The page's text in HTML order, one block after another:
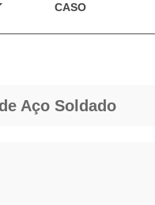
CASO
Aço Soldado